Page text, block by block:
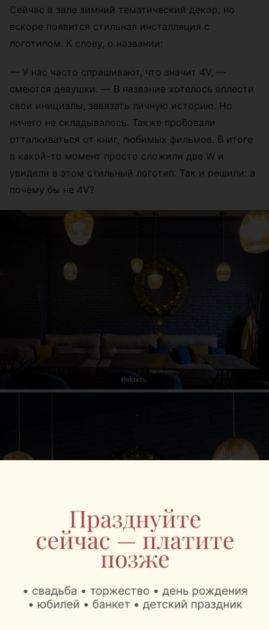
Сейчас в зале зимний тематический декор, но
вскоре появится стильная инсталляция с
логотипом. К слову, о названии:
— У нас часто спрашивают, что значит 4V, —
смеются девушки. — В название хотелось вплести
свои инициалы, завязать личную историю. Но
ничего не складывалось. Также пробовали
отталкиваться от книг, любимых фильмов. В итоге
в какой-то момент просто сложили две W и
увидели в этом стильный логотип. Так и решили: а
почему бы не 4V?